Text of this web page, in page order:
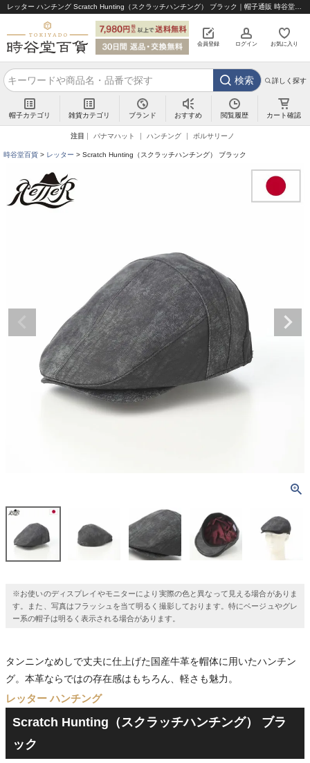
会員登録 ログイン お気に入り
検索 詳しく探す
帽子カテゴリ 雑貨カテゴリ ブランド おすすめ 閲覧履歴 カート確認
注目 パナマハット ハンチング ボルサリーノ
時谷堂百貨 レッター Scratch Hunting（スクラッチハンチング） ブラック
※お使いのディスプレイやモニターにより実際の色と異なって見える場合がありま
す。また、写真はフラッシュを当て明るく撮影しております。特にベージュやグレ
ー系の帽子は明るく表示される場合があります。
タンニンなめしで丈夫に仕上げた国産牛革を帽体に用いたハンチン
グ。本革ならではの存在感はもちろん、軽さも魅力。
レッター ハンチング
Scratch Hunting（スクラッチハンチング） ブラ
ック